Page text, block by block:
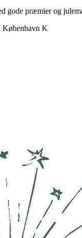
gode præmier og
København K